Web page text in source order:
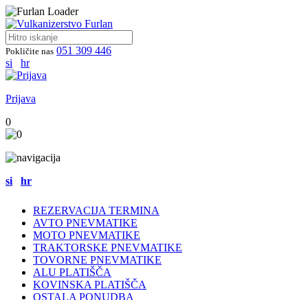
Pokličite nas 051 309 446
si
hr
Prijava
0
si hr
REZERVACIJA TERMINA
AVTO PNEVMATIKE
MOTO PNEVMATIKE
TRAKTORSKE PNEVMATIKE
TOVORNE PNEVMATIKE
ALU PLATIŠČA
KOVINSKA PLATIŠČA
OSTALA PONUDBA